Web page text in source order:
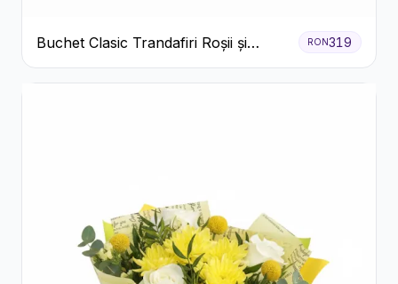
Buchet Clasic Trandafiri Roșii și
Eucalipt
RON319